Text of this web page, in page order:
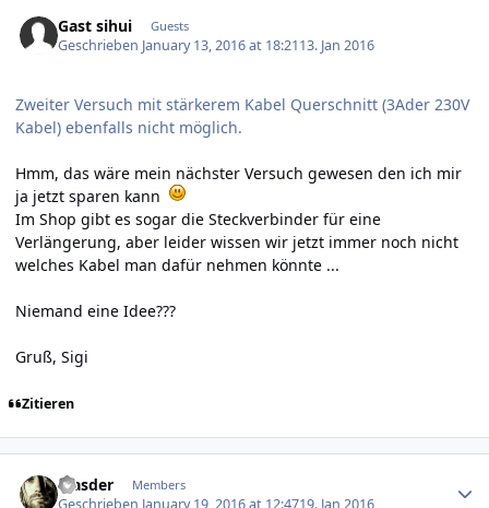
Gast sihui Guests
Geschrieben January 13, 2016 at 18:2113. Jan 2016
Zweiter Versuch mit stärkerem Kabel Querschnitt (3Ader 230V
Kabel) ebenfalls nicht möglich.
Hmm, das wäre mein nächster Versuch gewesen den ich mir
ja jetzt sparen kann
Im Shop gibt es sogar die Steckverbinder für eine
Verlängerung, aber leider wissen wir jetzt immer noch nicht
welches Kabel man dafür nehmen könnte ...
Niemand eine Idee???
Gruß, Sigi
Zitieren
Masder Members
Geschrieben January 19, 2016 at 12:4719. Jan 2016